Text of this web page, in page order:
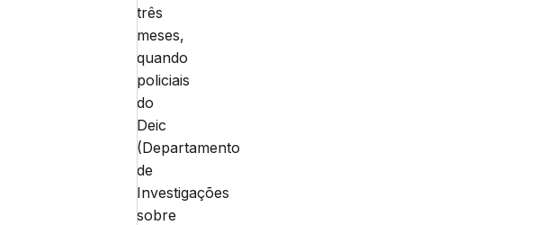
três
meses,
quando
policiais
do
Deic
(Departamento
de
Investigações
sobre